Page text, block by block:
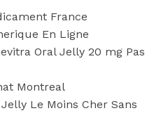
France
En Ligne
Oral Jelly 20 mg Pas
Montreal
Le Moins Cher Sans